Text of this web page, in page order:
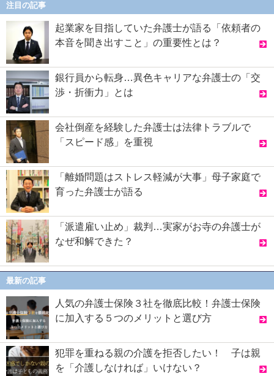
注目の記事
起業家を目指していた弁護士が語る「依頼者の
本音を聞き出すこと」の重要性とは？
銀行員から転身…異色キャリアな弁護士の「交
渉・折衝力」とは
会社倒産を経験した弁護士は法律トラブルで
「スピード感」を重視
「離婚問題はストレス軽減が大事」母子家庭で
育った弁護士が語る
「派遣雇い止め」裁判…実家がお寺の弁護士が
なぜ和解できた？
最新の記事
人気の弁護士保険３社を徹底比較！弁護士保険
に加入する５つのメリットと選び方
犯罪を重ねる親の介護を拒否したい！ 子は親
を「介護しなければ」いけない？